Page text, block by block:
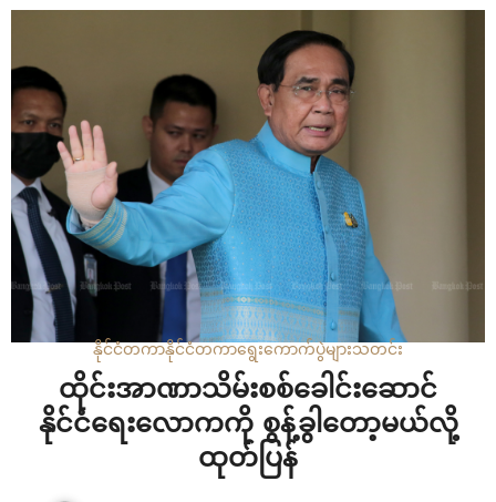
၂၀၁၄ ခုနှစ်က အာဏာသိမ်းပြီးနောက် တော်ဝင် စစ်တပ်က…
နိုင်ငံတကာနိုင်ငံတကာရွေးကောက်ပွဲများသတင်း
ထိုင်းအာဏာသိမ်းစစ်ခေါင်းဆောင်
နိုင်ငံရေးလောကကို စွန့်ခွါတော့မယ်လို့
ထုတ်ပြန်